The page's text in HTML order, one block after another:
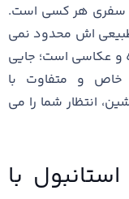
سفری هر کسی است.
طبیعی ‌اش محدود نمی
و عکاسی است؛ جایی
و متفاوت با
انتظار شما را می
با